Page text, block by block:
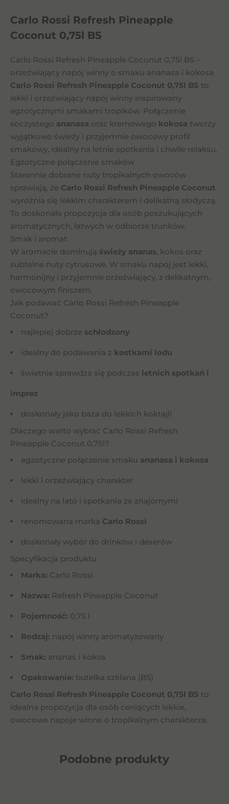
Carlo Rossi Refresh Pineapple
Coconut 0,75l BS
Carlo Rossi Refresh Pineapple Coconut 0,75l BS –
orzeźwiający napój winny o smaku ananasa i kokosa
Carlo Rossi Refresh Pineapple Coconut 0,75l BS to
lekki i orzeźwiający napój winny inspirowany
egzotycznymi smakami tropików. Połączenie
soczystego ananasa oraz kremowego kokosa tworzy
wyjątkowo świeży i przyjemnie owocowy profil
smakowy, idealny na letnie spotkania i chwile relaksu.
Egzotyczne połączenie smaków
Starannie dobrane nuty tropikalnych owoców
sprawiają, że Carlo Rossi Refresh Pineapple Coconut
wyróżnia się lekkim charakterem i delikatną słodyczą.
To doskonała propozycja dla osób poszukujących
aromatycznych, łatwych w odbiorze trunków.
Smak i aromat
W aromacie dominują świeży ananas, kokos oraz
subtelne nuty cytrusowe. W smaku napój jest lekki,
harmonijny i przyjemnie orzeźwiający, z delikatnym,
owocowym finiszem.
Jak podawać Carlo Rossi Refresh Pineapple
Coconut?
najlepiej dobrze schłodzony
idealny do podawania z kostkami lodu
świetnie sprawdza się podczas letnich spotkań i
imprez
doskonały jako baza do lekkich koktajli
Dlaczego warto wybrać Carlo Rossi Refresh
Pineapple Coconut 0,75l?
egzotyczne połączenie smaku ananasa i kokosa
lekki i orzeźwiający charakter
idealny na lato i spotkania ze znajomymi
renomowana marka Carlo Rossi
doskonały wybór do drinków i deserów
Specyfikacja produktu
Marka: Carlo Rossi
Nazwa: Refresh Pineapple Coconut
Pojemność: 0,75 l
Rodzaj: napój winny aromatyzowany
Smak: ananas i kokos
Opakowanie: butelka szklana (BS)
Carlo Rossi Refresh Pineapple Coconut 0,75l BS to
idealna propozycja dla osób ceniących lekkie,
owocowe napoje winne o tropikalnym charakterze.
Podobne produkty